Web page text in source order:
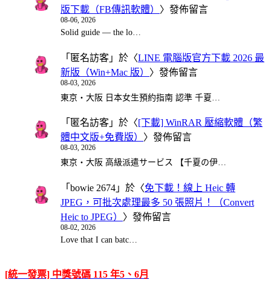
版下載（FB傳訊軟體） 〉發佈留言
08-06, 2026
Solid guide — the lo…
「 匿名訪客 」於〈LINE 電腦版官方下載 2026 最
新版（Win+Mac 版） 〉發佈留言
08-03, 2026
東京・大阪 日本女生預約指南 認準 千夏…
「 匿名訪客 」於〈[下載] WinRAR 壓縮軟體（繁
體中文版+免費版） 〉發佈留言
08-03, 2026
東京・大阪 高級派遣サービス 【千夏の伊…
「 bowie 2674 」於〈免下載！線上 Heic 轉
JPEG，可批次處理最多 50 張照片！（Convert
Heic to JPEG） 〉發佈留言
08-02, 2026
Love that I can batc…
[統一發票] 中獎號碼 115 年5、6月